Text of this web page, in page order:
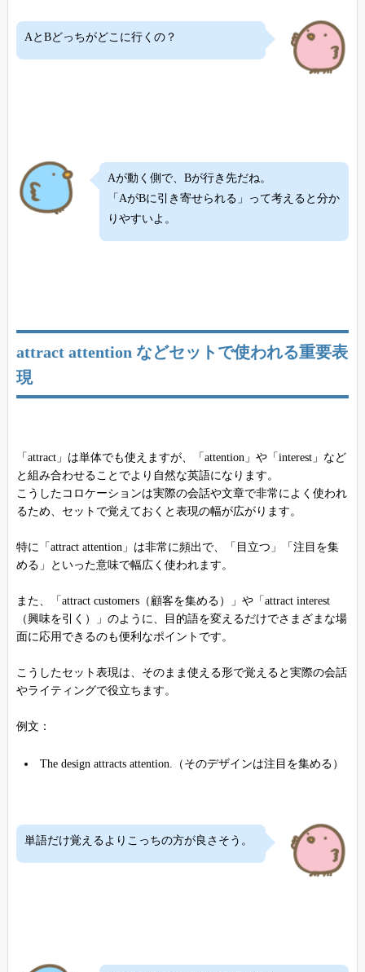
AとBどっちがどこに行くの？
Aが動く側で、Bが行き先だね。
「AがBに引き寄せられる」って考えると分か
りやすいよ。
attract attention などセットで使われる重要表
現
「attract」は単体でも使えますが、「attention」や「interest」など
と組み合わせることでより自然な英語になります。
こうしたコロケーションは実際の会話や文章で非常によく使われ
るため、セットで覚えておくと表現の幅が広がります。
特に「attract attention」は非常に頻出で、「目立つ」「注目を集
める」といった意味で幅広く使われます。
また、「attract customers（顧客を集める）」や「attract interest
（興味を引く）」のように、目的語を変えるだけでさまざまな場
面に応用できるのも便利なポイントです。
こうしたセット表現は、そのまま使える形で覚えると実際の会話
やライティングで役立ちます。
例文：
The design attracts attention.（そのデザインは注目を集める）
単語だけ覚えるよりこっちの方が良さそう。